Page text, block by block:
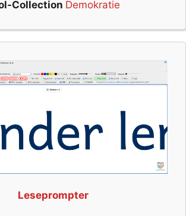
Collection Demokratie
Leseprompter